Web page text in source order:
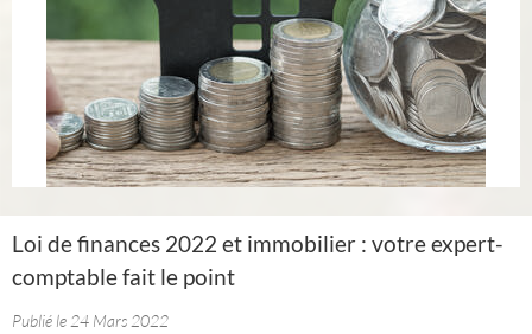
Loi de finances 2022 et immobilier : votre expert-
comptable fait le point
Publié le 24 Mars 2022